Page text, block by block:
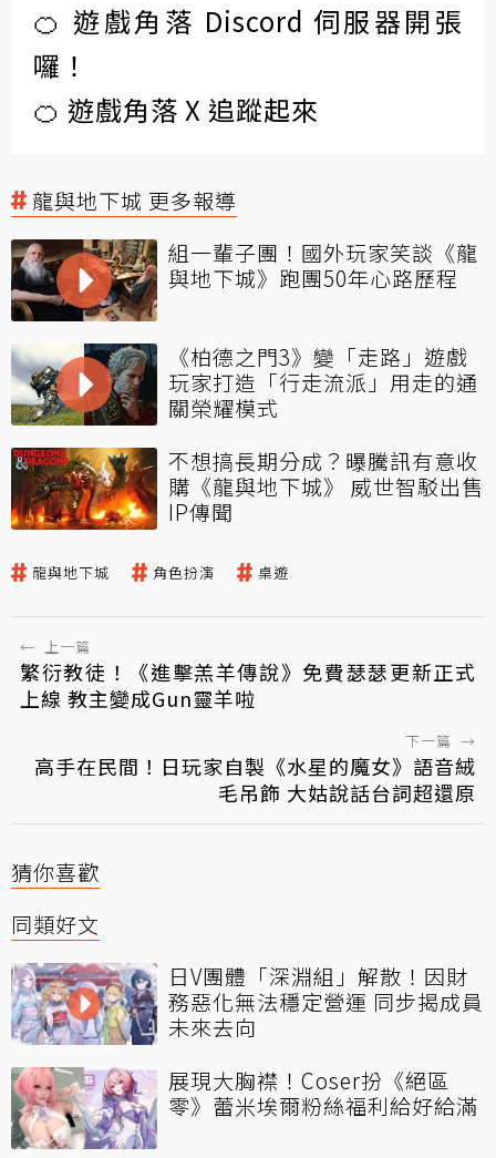
🍊 遊戲角落 Discord 伺服器開張
囉！
🍊 遊戲角落 X 追蹤起來
龍與地下城 更多報導
組一輩子團！國外玩家笑談《龍
與地下城》跑團50年心路歷程
《柏德之門3》變「走路」遊戲
玩家打造「行走流派」用走的通
關榮耀模式
不想搞長期分成？曝騰訊有意收
購《龍與地下城》 威世智駁出售
IP傳聞
龍與地下城 角色扮演 桌遊
← 上一篇
繁衍教徒！《進擊羔羊傳說》免費瑟瑟更新正式
上線 教主變成Gun靈羊啦
下一篇 →
高手在民間！日玩家自製《水星的魔女》語音絨
毛吊飾 大姑說話台詞超還原
猜你喜歡
同類好文
日V團體「深淵組」解散！因財
務惡化無法穩定營運 同步揭成員
未來去向
展現大胸襟！Coser扮《絕區
零》蕾米埃爾粉絲福利給好給滿